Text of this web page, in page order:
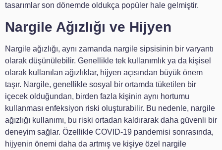
tasarımlar son dönemde oldukça popüler hale gelmiştir.
Nargile Ağızlığı ve Hijyen
Nargile ağızlığı, aynı zamanda nargile sipsisinin bir varyantı
olarak düşünülebilir. Genellikle tek kullanımlık ya da kişisel
olarak kullanılan ağızlıklar, hijyen açısından büyük önem
taşır. Nargile, genellikle sosyal bir ortamda tüketilen bir
içecek olduğundan, birden fazla kişinin aynı hortumu
kullanması enfeksiyon riski oluşturabilir. Bu nedenle, nargile
ağızlığı kullanımı, bu riski ortadan kaldırarak daha güvenli bir
deneyim sağlar. Özellikle COVID-19 pandemisi sonrasında,
hijyenin önemi daha da artmış ve kişiye özel nargile